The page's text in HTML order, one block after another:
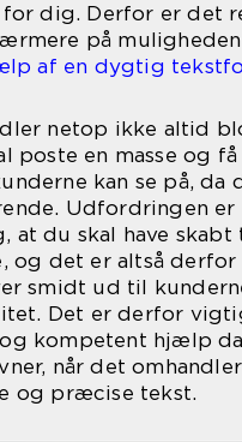
dig. Derfor er det
på
af en dygtig
netop ikke altid
poste en masse og
kan se på, da
Udfordringen er
at du skal have
og det er altså
smidt ud til
Det er derfor
kompetent hjælp
når det
og præcise tekst.